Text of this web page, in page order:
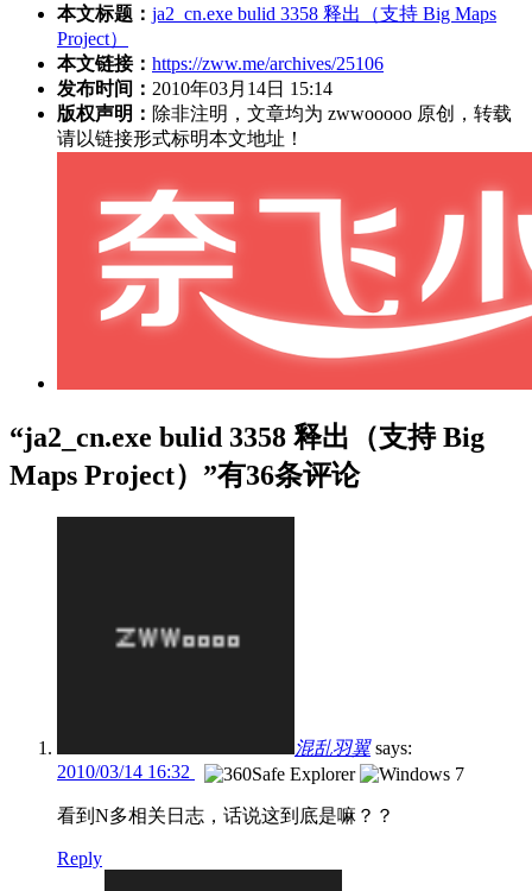
本文标题： ja2_cn.exe bulid 3358 释出（支持 Big Maps
Project）
本文链接： https://zww.me/archives/25106
发布时间： 2010年03月14日 15:14
版权声明： 除非注明，文章均为 zwwooooo 原创，转载
请以链接形式标明本文地址！
“ja2_cn.exe bulid 3358 释出（支持 Big
Maps Project）”有36条评论
混乱羽翼 says:
2010/03/14 16:32
看到N多相关日志，话说这到底是嘛？？
Reply